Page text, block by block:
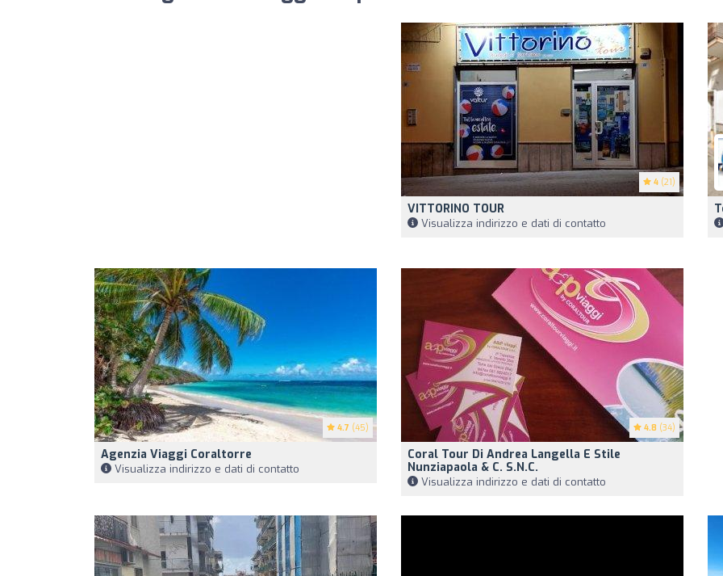
4 (21)
VITTORINO TOUR
Visualizza indirizzo e dati di contatto
4.7 (45)
Agenzia Viaggi Coraltorre
Visualizza indirizzo e dati di contatto
4.8 (34)
Coral Tour Di Andrea Langella E Stile
Nunziapaola & C. S.n.c.
Visualizza indirizzo e dati di contatto